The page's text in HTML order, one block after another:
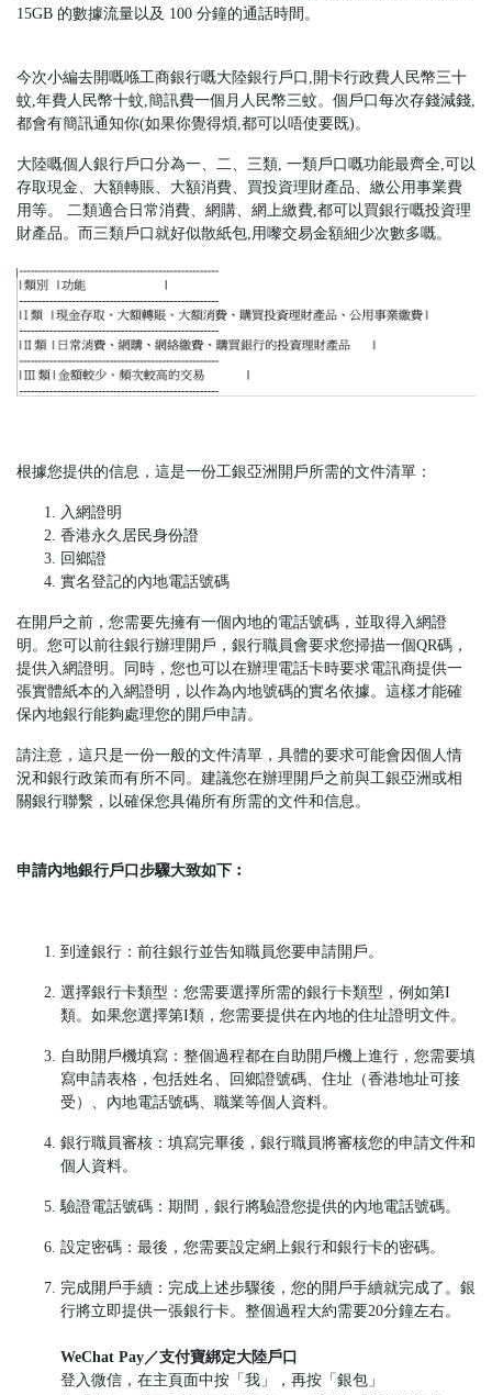
15GB 的數據流量以及 100 分鐘的通話時間。
今次小編去開嘅喺工商銀行嘅大陸銀行戶口,開卡行政費人民幣三十
蚊,年費人民幣十蚊,簡訊費一個月人民幣三蚊。個戶口每次存錢減錢,
都會有簡訊通知你(如果你覺得煩,都可以唔使要既)。
大陸嘅個人銀行戶口分為一、二、三類, 一類戶口嘅功能最齊全,可以
存取現金、大額轉賬、大額消費、買投資理財產品、繳公用事業費
用等。 二類適合日常消費、網購、網上繳費,都可以買銀行嘅投資理
財產品。而三類戶口就好似散紙包,用嚟交易金額細少次數多嘅。
根據您提供的信息，這是一份工銀亞洲開戶所需的文件清單：
入網證明
香港永久居民身份證
回鄉證
實名登記的內地電話號碼
在開戶之前，您需要先擁有一個內地的電話號碼，並取得入網證
明。您可以前往銀行辦理開戶，銀行職員會要求您掃描一個QR碼，
提供入網證明。同時，您也可以在辦理電話卡時要求電訊商提供一
張實體紙本的入網證明，以作為內地號碼的實名依據。這樣才能確
保內地銀行能夠處理您的開戶申請。
請注意，這只是一份一般的文件清單，具體的要求可能會因個人情
況和銀行政策而有所不同。建議您在辦理開戶之前與工銀亞洲或相
關銀行聯繫，以確保您具備所有所需的文件和信息。
申請內地銀行戶口步驟大致如下︰
到達銀行：前往銀行並告知職員您要申請開戶。
選擇銀行卡類型：您需要選擇所需的銀行卡類型，例如第I
類。如果您選擇第I類，您需要提供在內地的住址證明文件。
自助開戶機填寫：整個過程都在自助開戶機上進行，您需要填
寫申請表格，包括姓名、回鄉證號碼、住址（香港地址可接
受）、內地電話號碼、職業等個人資料。
銀行職員審核：填寫完畢後，銀行職員將審核您的申請文件和
個人資料。
驗證電話號碼：期間，銀行將驗證您提供的內地電話號碼。
設定密碼：最後，您需要設定網上銀行和銀行卡的密碼。
完成開戶手續：完成上述步驟後，您的開戶手續就完成了。銀
行將立即提供一張銀行卡。整個過程大約需要20分鐘左右。
WeChat Pay／支付寶綁定大陸戶口
登入微信，在主頁面中按「我」，再按「銀包」